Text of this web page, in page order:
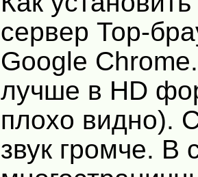
сервер Тор-
Google
лучше в HD
плохо видно).
звук громче. В